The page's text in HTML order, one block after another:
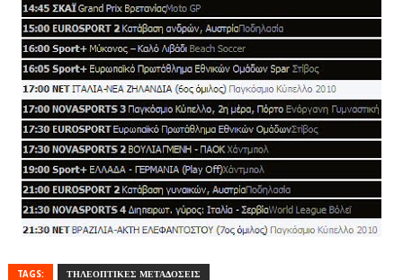
TAGS: ΤΗΛΕΟΠΤΙΚΕΣ ΜΕΤΑΔΟΣΕΙΣ